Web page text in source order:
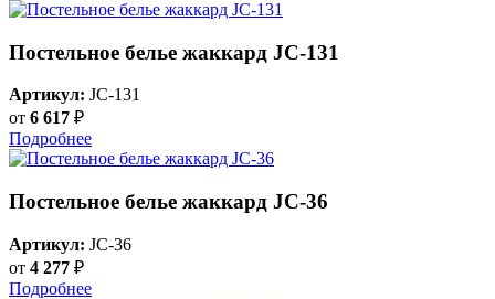
Постельное белье жаккард JC-131
Артикул: JC-131
от 6 617 ₽
Подробнее
Постельное белье жаккард JC-36
Артикул: JC-36
от 4 277 ₽
Подробнее